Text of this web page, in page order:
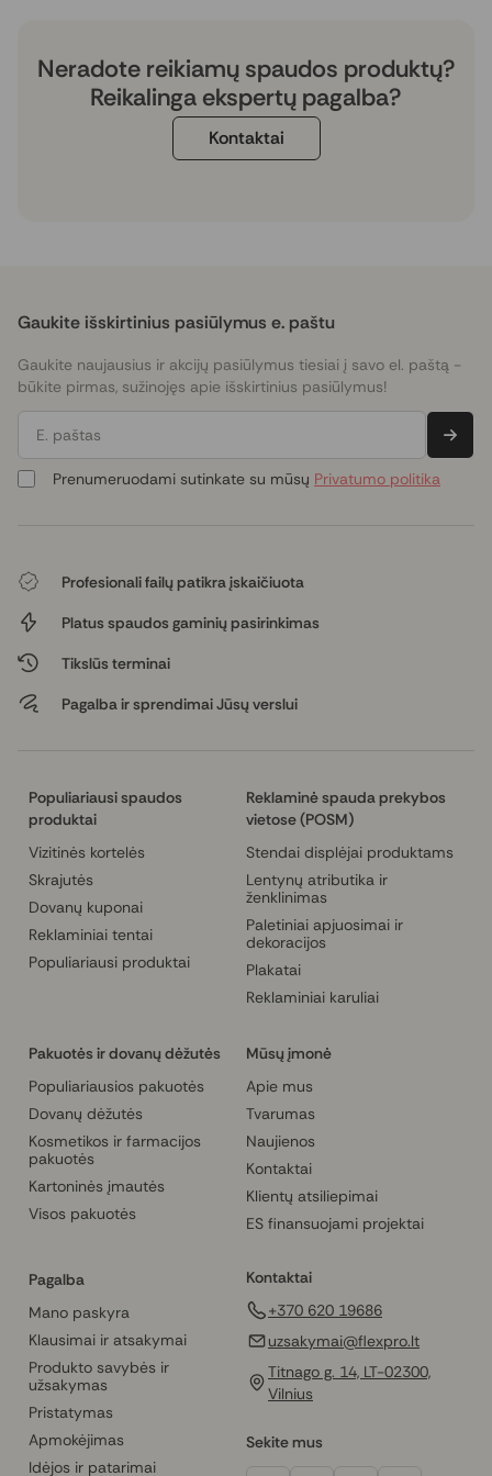
Neradote reikiamų spaudos produktų?
Reikalinga ekspertų pagalba?
Kontaktai
Gaukite išskirtinius pasiūlymus e. paštu
Gaukite naujausius ir akcijų pasiūlymus tiesiai į savo el. paštą -
būkite pirmas, sužinojęs apie išskirtinius pasiūlymus!
E. paštas
Prenumeruodami sutinkate su mūsų Privatumo politika
Profesionali failų patikra įskaičiuota
Platus spaudos gaminių pasirinkimas
Tikslūs terminai
Pagalba ir sprendimai Jūsų verslui
Populiariausi spaudos
produktai
Vizitinės kortelės
Skrajutės
Dovanų kuponai
Reklaminiai tentai
Populiariausi produktai
Reklaminė spauda prekybos
vietose (POSM)
Stendai displėjai produktams
Lentynų atributika ir
ženklinimas
Paletiniai apjuosimai ir
dekoracijos
Plakatai
Reklaminiai karuliai
Pakuotės ir dovanų dėžutės
Populiariausios pakuotės
Dovanų dėžutės
Kosmetikos ir farmacijos
pakuotės
Kartoninės įmautės
Visos pakuotės
Mūsų įmonė
Apie mus
Tvarumas
Naujienos
Kontaktai
Klientų atsiliepimai
ES finansuojami projektai
Pagalba
Mano paskyra
Klausimai ir atsakymai
Produkto savybės ir
užsakymas
Pristatymas
Apmokėjimas
Idėjos ir patarimai
Kontaktai
+370 620 19686
uzsakymai@flexpro.lt
Titnago g. 14, LT-02300,
Vilnius
Sekite mus